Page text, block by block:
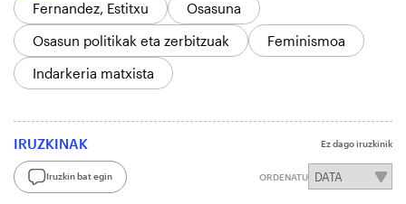
Fernandez, Estitxu
Osasuna
Osasun politikak eta zerbitzuak
Feminismoa
Indarkeria matxista
IRUZKINAK Ez dago iruzkinik
Iruzkin bat egin ORDENATU